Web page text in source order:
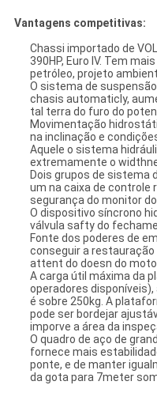
Vantagens competitivas:
Chassi importado de
390HP, Euro IV. Tem
petróleo, projeto
O sistema de
chasis automaticly,
tal terra do furo do
Movimentação
na inclinação e
Aquele o sistema
extremamente o
Dois grupos de sistema
um na caixa de
segurança do monitor
O dispositivo síncrono
válvula safty do
Fonte dos poderes de
conseguir a restauração
attent do doesn do
A carga útil máxima da
operadores
é sobre 250kg. A
pode ser bordejar
imporve a área da
O quadro de aço de
fornece mais
ponte, e de manter
da gota para 7meter